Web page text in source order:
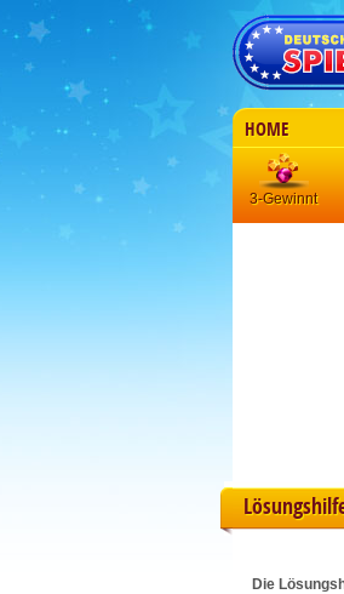
HOME
3-Gewinnt
Die